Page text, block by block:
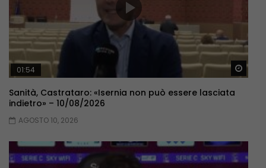
01:54
Sanità, Castrataro: «Isernia non può essere lasciata
indietro» – 10/08/2026
AGOSTO 10, 2026